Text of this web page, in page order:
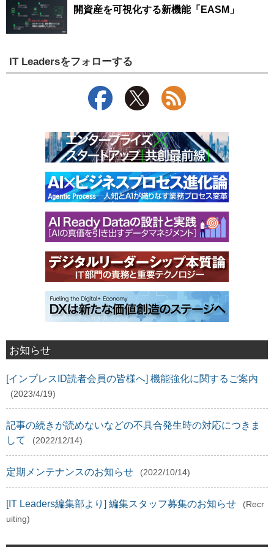
開資産を可視化する新機能「EASM」
IT Leadersをフォローする
お知らせ
[インプレスID読者会員の皆様へ] 機能強化に関するご案内
(2023/4/19)
記事の続きが読めないなどの不具合発生時の対応につきま
して
(2022/12/14)
定期メンテナンスのお知らせ (2022/10/14)
[IT Leaders編集部より] 編集スタッフ募集のお知らせ
(Recr
uiting)